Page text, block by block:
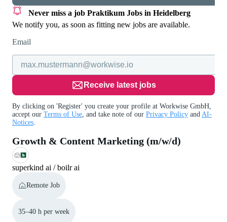
Never miss a job Praktikum Jobs in Heidelberg
We notify you, as soon as fitting new jobs are available.
Email
Receive latest jobs
By clicking on 'Register' you create your profile at Workwise GmbH,
accept our Terms of Use , and take note of our Privacy Policy and AI-
Notices
Growth & Content Marketing (m/w/d)
superkind ai / boilr ai
Remote Job
35–40 h per week